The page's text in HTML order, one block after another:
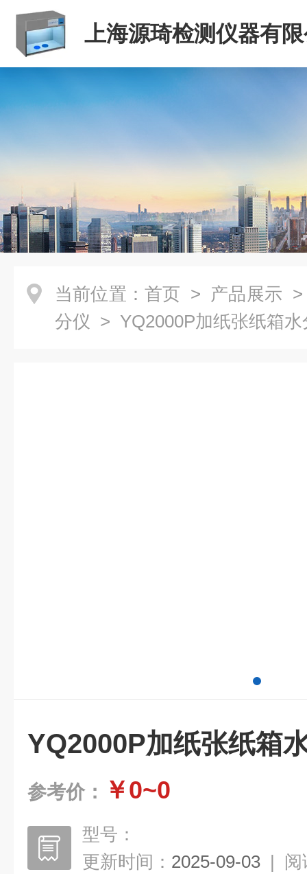
上海源琦检测仪器有
当前位置： 首页 > 产品展示
分仪 > YQ2000P加纸张纸箱水
YQ2000P加纸张纸箱
参考价： ￥0~0
型号：
更新时间： 2025-09-03 | 阅